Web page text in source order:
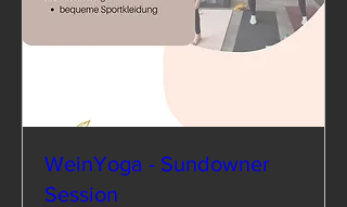
WeinYoga - Sundowner
Session